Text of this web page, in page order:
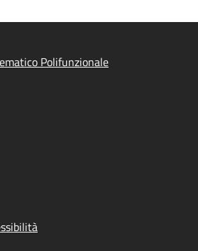
Polifunzionale